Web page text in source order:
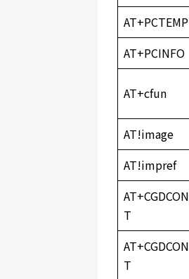
AT+PCTEMP
AT+PCINFO
AT+cfun
AT!image
AT!impref
AT+CGDCON
T
AT+CGDCON
T